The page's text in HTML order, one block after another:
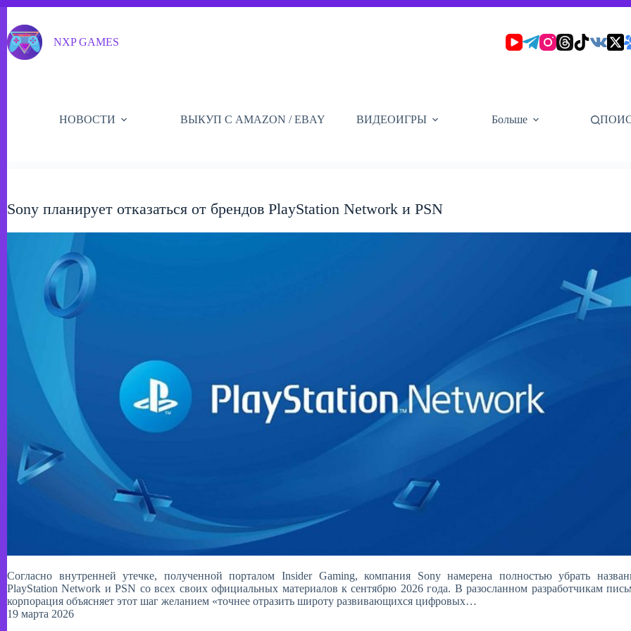
сути
NXP GAMES
НОВОСТИ ВЫКУП С AMAZON / EBAY ВИДЕОИГРЫ Больше
Sony планирует отказаться от брендов PlayStation Network и PSN
Согласно внутренней утечке, полученной порталом Insider Gaming, компания Sony намерена полностью убрать
PlayStation Network и PSN со всех своих официальных материалов к сентябрю 2026 года. В разосланном разработчикам
корпорация объясняет этот шаг желанием «точнее отразить широту развивающихся цифровых…
19 марта 2026